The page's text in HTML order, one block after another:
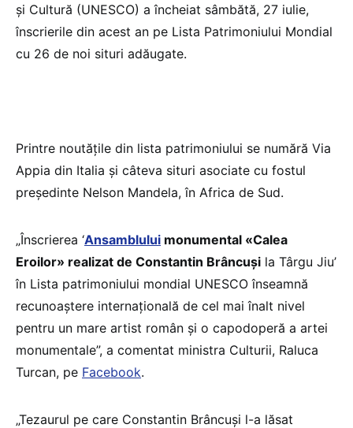
și Cultură (UNESCO) a încheiat sâmbătă, 27 iulie,
înscrierile din acest an pe Lista Patrimoniului Mondial
cu 26 de noi situri adăugate.
Printre noutățile din lista patrimoniului se numără Via
Appia din Italia și câteva situri asociate cu fostul
președinte Nelson Mandela, în Africa de Sud.
„Înscrierea ‘Ansamblului monumental «Calea
Eroilor» realizat de Constantin Brâncuși la Târgu Jiu’
în Lista patrimoniului mondial UNESCO înseamnă
recunoaștere internațională de cel mai înalt nivel
pentru un mare artist român și o capodoperă a artei
monumentale”, a comentat ministra Culturii, Raluca
Turcan, pe Facebook.
„Tezaurul pe care Constantin Brâncuși l-a lăsat